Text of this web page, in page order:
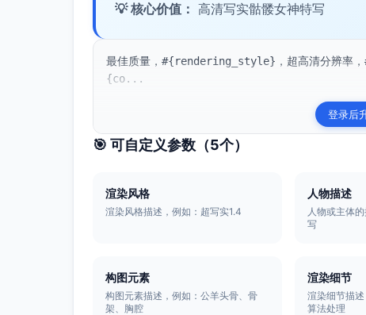
💡 核心价值： 高清写实骷髅女神特写
最佳质量，#{rendering_style}，超高清分辨
{co...
登录后
🎯 可自定义参数（5个）
渲染风格
渲染风格描述，例如：超写实1.4
人物描述
人物或主体
写
构图元素
构图元素描述，例如：公羊头骨、骨
架、胸腔
渲染细节
渲染细节描
算法处理